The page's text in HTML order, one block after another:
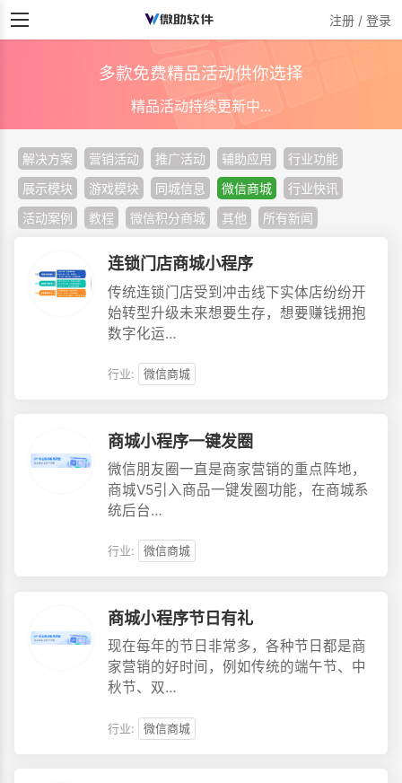
注册 / 登录
多款免费精品活动供你选择
精品活动持续更新中...
解决方案 营销活动 推广活动 辅助应用
行业功能
展示模块
游戏模块 同城信息 微信商城
行业快讯
活动案例
教程 微信积分商城 其他 所有新闻
连锁门店商城小程序
传统连锁门店受到冲击线下实体店纷纷开
始转型升级未来想要生存，想要赚钱拥抱
数字化运…
行业: 微信商城
商城小程序一键发圈
微信朋友圈一直是商家营销的重点阵地，
商城V5引入商品一键发圈功能，在商城系
统后台…
行业: 微信商城
商城小程序节日有礼
现在每年的节日非常多，各种节日都是商
家营销的好时间，例如传统的端午节、中
秋节、双…
行业: 微信商城